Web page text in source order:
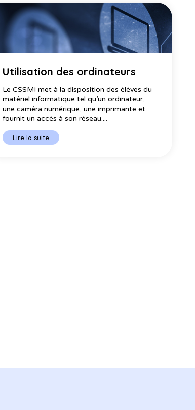
Utilisation des ordinateurs
Le CSSMI met à la disposition des élèves du
matériel informatique tel qu’un ordinateur,
une caméra numérique, une imprimante et
fournit un accès à son réseau....
Lire la suite